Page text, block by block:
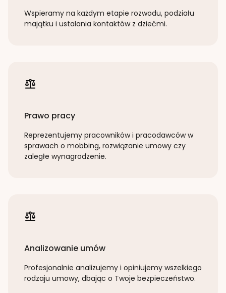
Wspieramy na każdym etapie rozwodu, podziału
majątku i ustalania kontaktów z dziećmi.
Prawo pracy
Reprezentujemy pracowników i pracodawców w
sprawach o mobbing, rozwiązanie umowy czy
zaległe wynagrodzenie.
Analizowanie umów
Profesjonalnie analizujemy i opiniujemy wszelkiego
rodzaju umowy, dbając o Twoje bezpieczeństwo.